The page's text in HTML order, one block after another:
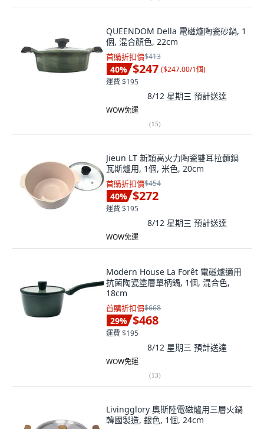
QUEENDOM Della 電磁爐陶瓷砂鍋, 1
個, 混合顏色, 22cm
首購折扣價$413
40% $247 ($247.00/1個)
運費 $195
8/12 星期三 預計送達
WOW免運
(15)
Jieun LT 新穎高火力陶瓷雙耳拉麵鍋
瓦斯爐用, 1個, 米色, 20cm
首購折扣價$454
40% $272
運費 $195
8/12 星期三 預計送達
WOW免運
Modern House La Forêt 電磁爐適用
抗菌陶瓷塗層單柄鍋, 1個, 混合色,
18cm
首購折扣價$668
29% $468
運費 $195
8/12 星期三 預計送達
WOW免運
(13)
Livingglory 奧斯陸電磁爐用三層火鍋
韓國製造, 銀色, 1個, 24cm